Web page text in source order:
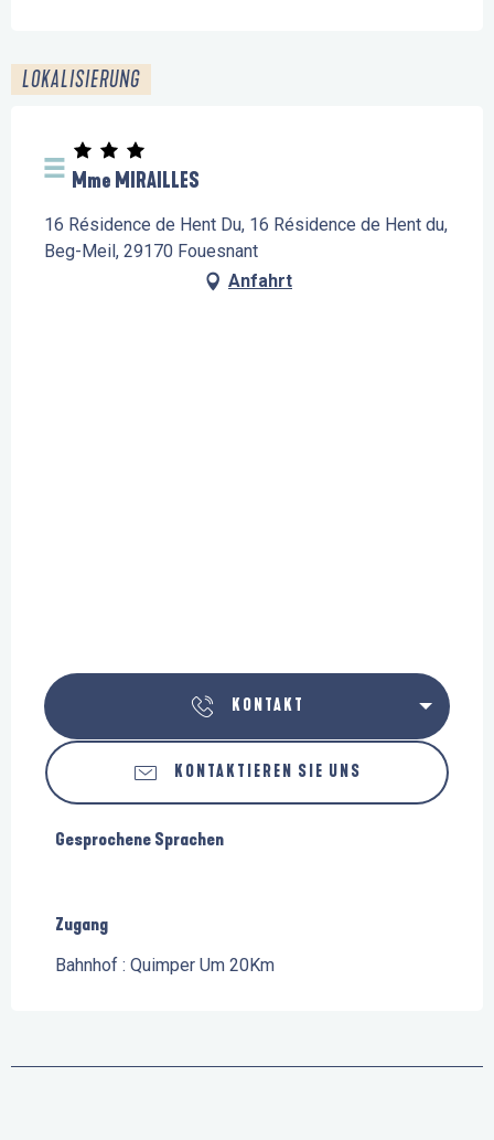
LOKALISIERUNG
Mme MIRAILLES
16 Résidence de Hent Du, 16 Résidence de Hent du,
Beg-Meil, 29170 Fouesnant
Anfahrt
KONTAKT
KONTAKTIEREN SIE UNS
Gesprochene Sprachen
Gesprochene Sprachen
Zugang
Zugang
Bahnhof : Quimper Um 20Km